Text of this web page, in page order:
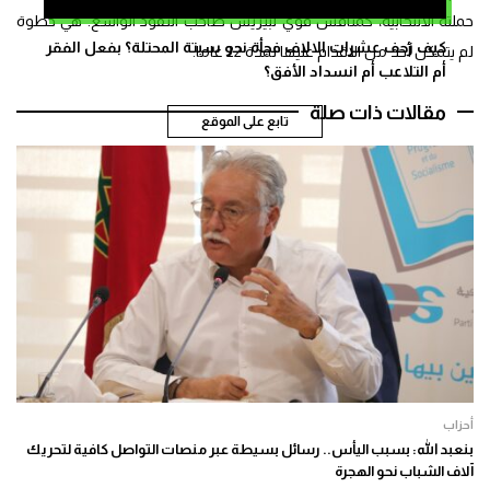
كيف زحف عشرات الالاف فجأة نحو سبتة المحتلة؟ بفعل الفقر
أم التلاعب أم انسداد الأفق؟
تابع على الموقع
حملته الانتخابية، كمنافس قوي لبيريس صاحب النفوذ الواسع. هي خطوة
لم يتمكن أحد من الاقدام عليها لمدة 22 عاما.
مقالات ذات صلة
أحزاب
بنعبد الله: بسبب اليأس.. رسائل بسيطة عبر منصات التواصل كافية لتحريك
آلاف الشباب نحو الهجرة